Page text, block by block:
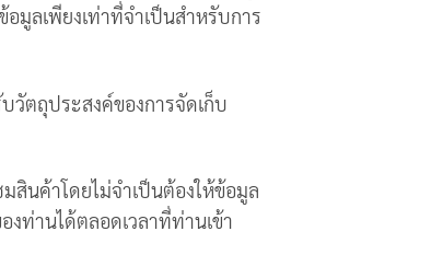
มูลเพียงเท่าที่จำเป็นสำหรับการ
วัตถุประสงค์ของการจัดเก็บ
สินค้าโดยไม่จำเป็นต้องให้ข้อมูล
ท่านได้ตลอดเวลาที่ท่านเข้า